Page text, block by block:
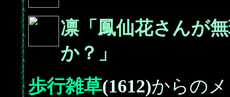
凛「鳳仙花さんが
か？」
歩行雑草(1612)からの